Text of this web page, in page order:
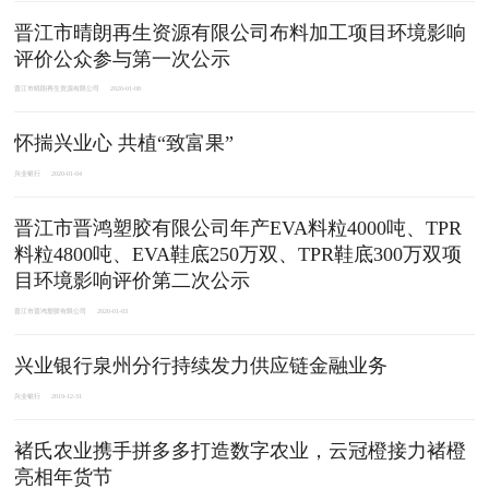
晋江市晴朗再生资源有限公司布料加工项目环境影响
评价公众参与第一次公示
晋江市晴朗再生资源有限公司 2020-01-08
怀揣兴业心 共植“致富果”
兴业银行 2020-01-04
晋江市晋鸿塑胶有限公司年产EVA料粒4000吨、TPR
料粒4800吨、EVA鞋底250万双、TPR鞋底300万双项
目环境影响评价第二次公示
晋江市晋鸿塑胶有限公司 2020-01-03
兴业银行泉州分行持续发力供应链金融业务
兴业银行 2019-12-31
褚氏农业携手拼多多打造数字农业，云冠橙接力褚橙
亮相年货节